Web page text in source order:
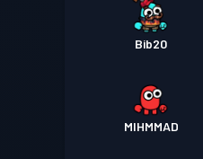
Bib20
MIHMMAD